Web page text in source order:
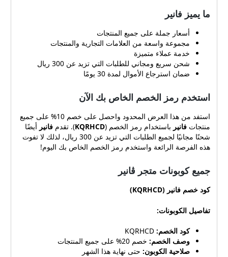
المرموق. ومن بين هذه
الكوبونات، يبرز كوبون حصري
(KQRHCD) الذي يمنح
المتسوقين خصمًا بنسبة 10%
على إجمالي قيمة طلباتهم. يُعد
متجر فانير وجهة مثالية لمحبي
الأثاث المنزلي المتميز
المتجر مجموعة واسعة من
قطع الأثاث عالية الجودة، بما
في ذلك الأرائك والكراسي
وطاولات الطعام ووحدات
التخزين، بالإضافة إلى مجموعة
مختارة من الإكسسوارات
أقصى استفادة من كوبون
الخصم (KQRHCD)، يمكن
للمتسوقين اتباع الخطوات
التالية: زيارة موقع الكوبونات
فانير وإيجاد كوبون الخصم
(KQRHCD). نسخ رمز الكوبون
وتطبيقه أثناء عملية الدفع في
ما يميز فانير
أسعار جملة على جميع المنتجات
مجموعة واسعة من العلامات التجارية والمنتجات
خدمة عملاء متميزة
شحن سريع ومجاني للطلبات التي تزيد عن 300 ريال
ضمان استرجاع الأموال لمدة 30 يومًا
استخدم رمز الخصم الخاص بك الآن
استفد من هذا العرض المحدود واحصل على خصم 10% على جميع
منتجاتفانيرباستخدام رمز الخصم (KQRHCD). تقدمفانيرأيضًا
شحنًا مجانيًا لجميع الطلبات التي تزيد عن 300 ريال، لذلك لا تفوت
هذه الفرصة الرائعة واستخدم رمز الخصم الخاص بك اليوم!
جميع كوبونات متجر ڤانير
كود خصم فانير (KQRHCD)
تفاصيل الكوبونات:
كود الخصم:KQRHCD
وصف الخصم:خصم 20% على جميع المنتجات
صلاحية الكوبون:حتى نهاية هذا الشهر